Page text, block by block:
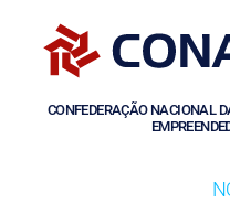
CONFEDERAÇÃO NACIONAL